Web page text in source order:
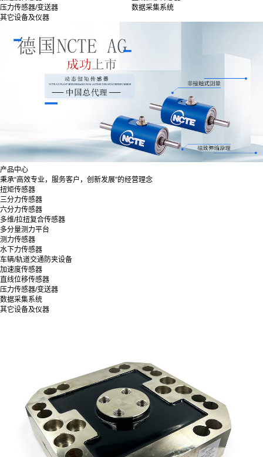
压力传感器/变送器
数据采集系统
其它设备及仪器
产品中心
秉承“高效专业，服务客户，创新发展”的经营理念
扭矩传感器
三分力传感器
六分力传感器
多维/拉扭复合传感器
多分量测力平台
测力传感器
水下力传感器
车辆/轨道交通防夹设备
加速度传感器
直线位移传感器
压力传感器/变送器
数据采集系统
其它设备及仪器